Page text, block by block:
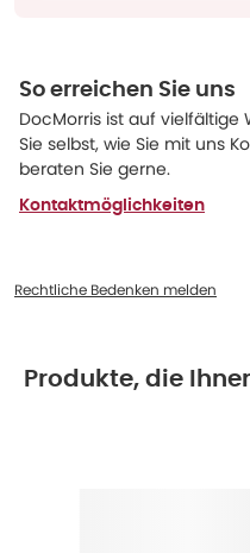
So erreichen Sie uns
DocMorris ist auf vielfältige
Sie selbst, wie Sie mit uns
beraten Sie gerne.
Kontaktmöglichkeiten
Rechtliche Bedenken melden
Produkte, die